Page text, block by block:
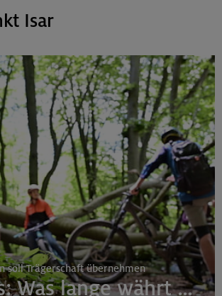
Isar
soll Trägerschaft übernehmen
Was lange währt …